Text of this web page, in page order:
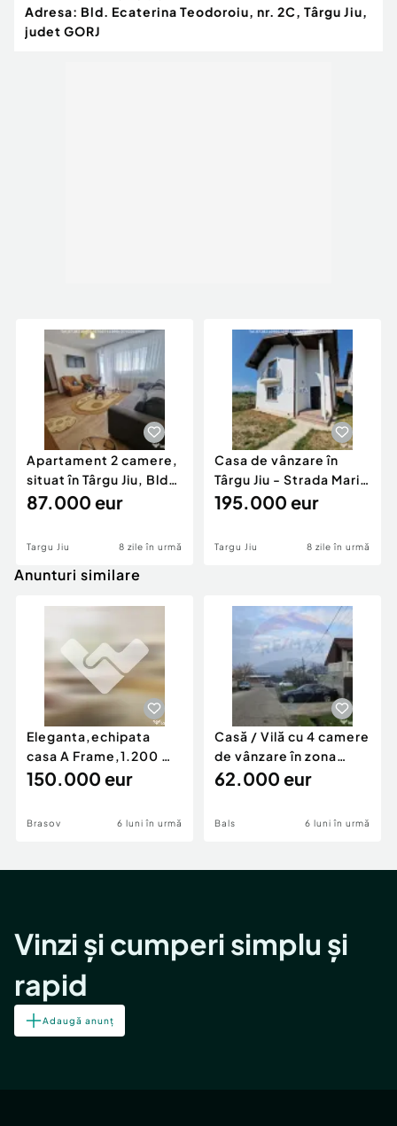
Adresa: Bld. Ecaterina Teodoroiu, nr. 2C, Târgu Jiu,
judet GORJ
Apartament 2 camere,
situat în Târgu Jiu, Bld
Republicii
87.000 eur
Targu Jiu 8 zile în urmă
Casa de vânzare în
Târgu Jiu - Strada Marin
Preda
195.000 eur
Targu Jiu 8 zile în urmă
Anunturi similare
Eleganta,echipata
casa A Frame,1.200 mp
teren,deschidere Pia
150.000 eur
Brasov 6 luni în urmă
Casă / Vilă cu 4 camere
de vânzare în zona
Periferie
62.000 eur
Bals 6 luni în urmă
Vinzi și cumperi simplu și
rapid
Adaugă anunț